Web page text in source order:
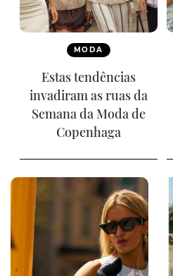
MODA
Estas tendências
invadiram as ruas da
Semana da Moda de
Copenhaga